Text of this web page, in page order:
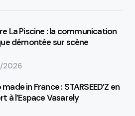
La Piscine : la communication
démontée sur scène
2026
in France : STARSEED’Z en
à l’Espace Vasarely